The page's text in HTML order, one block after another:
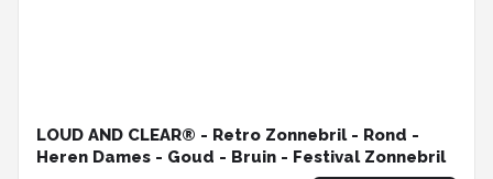
LOUD AND CLEAR® - Retro Zonnebril - Rond -
Heren Dames - Goud - Bruin - Festival Zonnebril